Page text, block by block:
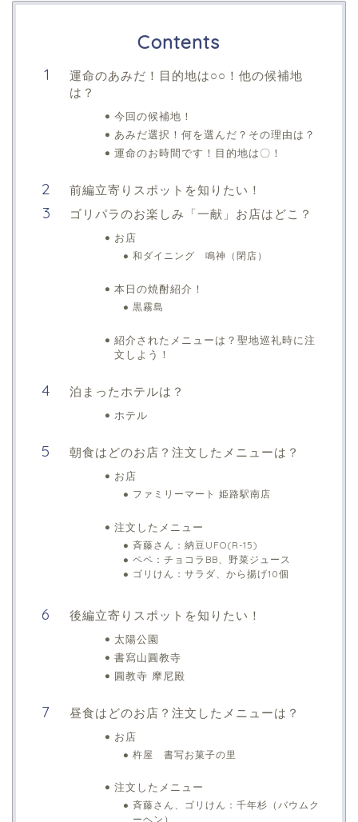
Contents
運命のあみだ！目的地は○○！他の候補地
は？
今回の候補地！
あみだ選択！何を選んだ？その理由は？
運命のお時間です！目的地は〇！
前編立寄りスポットを知りたい！
ゴリパラのお楽しみ「一献」お店はどこ？
お店
和ダイニング 鳴神（閉店）
本日の焼酎紹介！
黒霧島
紹介されたメニューは？聖地巡礼時に注
文しよう！
泊まったホテルは？
ホテル
朝食はどのお店？注文したメニューは？
お店
ファミリーマート 姫路駅南店
注文したメニュー
斉藤さん：納豆UFO(R-15)
ペペ：チョコラBB、野菜ジュース
ゴリけん：サラダ、から揚げ10個
後編立寄りスポットを知りたい！
太陽公園
書寫山圓教寺
圓教寺 摩尼殿
昼食はどのお店？注文したメニューは？
お店
杵屋 書写お菓子の里
注文したメニュー
斉藤さん、ゴリけん：千年杉（バウムク
ーヘン）